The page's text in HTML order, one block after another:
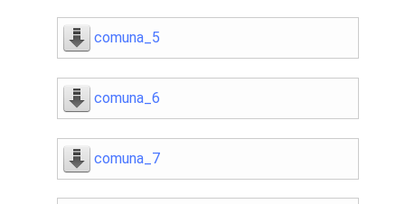
comuna_5
comuna_6
comuna_7